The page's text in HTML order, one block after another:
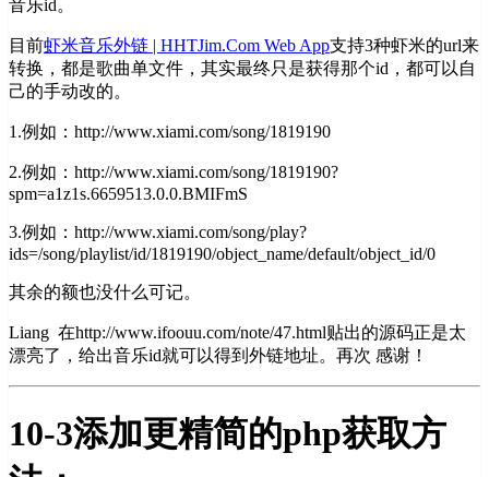
音乐id。
目前虾米音乐外链 | HHTJim.Com Web App支持3种虾米的url来
转换，都是歌曲单文件，其实最终只是获得那个id，都可以自
己的手动改的。
1.例如：http://www.xiami.com/song/1819190
2.例如：http://www.xiami.com/song/1819190?
spm=a1z1s.6659513.0.0.BMIFmS
3.例如：http://www.xiami.com/song/play?
ids=/song/playlist/id/1819190/object_name/default/object_id/0
其余的额也没什么可记。
Liang 在http://www.ifoouu.com/note/47.html贴出的源码正是太
漂亮了，给出音乐id就可以得到外链地址。再次 感谢！
10-3添加更精简的php获取方